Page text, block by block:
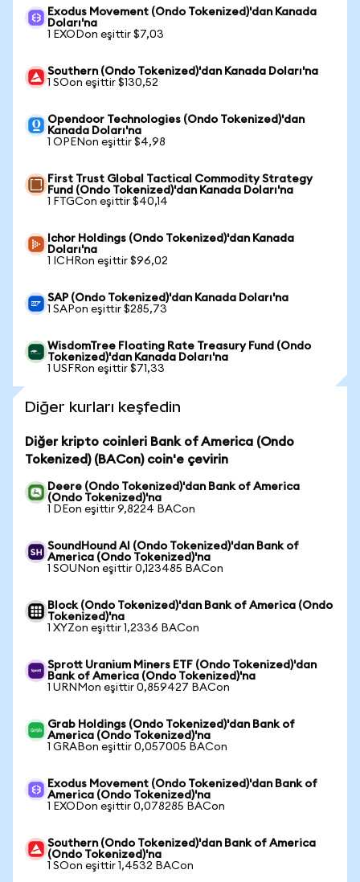
Exodus Movement (Ondo Tokenized)'dan Kanada
Doları'na
1 EXODon eşittir $7,03
Southern (Ondo Tokenized)'dan Kanada Doları'na
1 SOon eşittir $130,52
Opendoor Technologies (Ondo Tokenized)'dan
Kanada Doları'na
1 OPENon eşittir $4,98
First Trust Global Tactical Commodity Strategy
Fund (Ondo Tokenized)'dan Kanada Doları'na
1 FTGCon eşittir $40,14
Ichor Holdings (Ondo Tokenized)'dan Kanada
Doları'na
1 ICHRon eşittir $96,02
SAP (Ondo Tokenized)'dan Kanada Doları'na
1 SAPon eşittir $285,73
WisdomTree Floating Rate Treasury Fund (Ondo
Tokenized)'dan Kanada Doları'na
1 USFRon eşittir $71,33
Diğer kurları keşfedin
Diğer kripto coinleri Bank of America (Ondo
Tokenized) (BACon) coin'e çevirin
Deere (Ondo Tokenized)'dan Bank of America
(Ondo Tokenized)'na
1 DEon eşittir 9,8224 BACon
SoundHound AI (Ondo Tokenized)'dan Bank of
America (Ondo Tokenized)'na
1 SOUNon eşittir 0,123485 BACon
Block (Ondo Tokenized)'dan Bank of America (Ondo
Tokenized)'na
1 XYZon eşittir 1,2336 BACon
Sprott Uranium Miners ETF (Ondo Tokenized)'dan
Bank of America (Ondo Tokenized)'na
1 URNMon eşittir 0,859427 BACon
Grab Holdings (Ondo Tokenized)'dan Bank of
America (Ondo Tokenized)'na
1 GRABon eşittir 0,057005 BACon
Exodus Movement (Ondo Tokenized)'dan Bank of
America (Ondo Tokenized)'na
1 EXODon eşittir 0,078285 BACon
Southern (Ondo Tokenized)'dan Bank of America
(Ondo Tokenized)'na
1 SOon eşittir 1,4532 BACon